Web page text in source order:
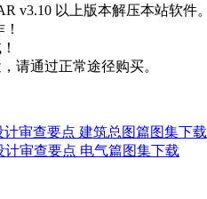
v3.10 以上版本解压本站软件。
请通过正常途径购买。
审查要点 建筑总图篇图集下载
计审查要点 电气篇图集下载